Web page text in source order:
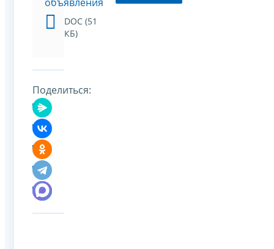
DOC (51
КБ)
Поделиться: